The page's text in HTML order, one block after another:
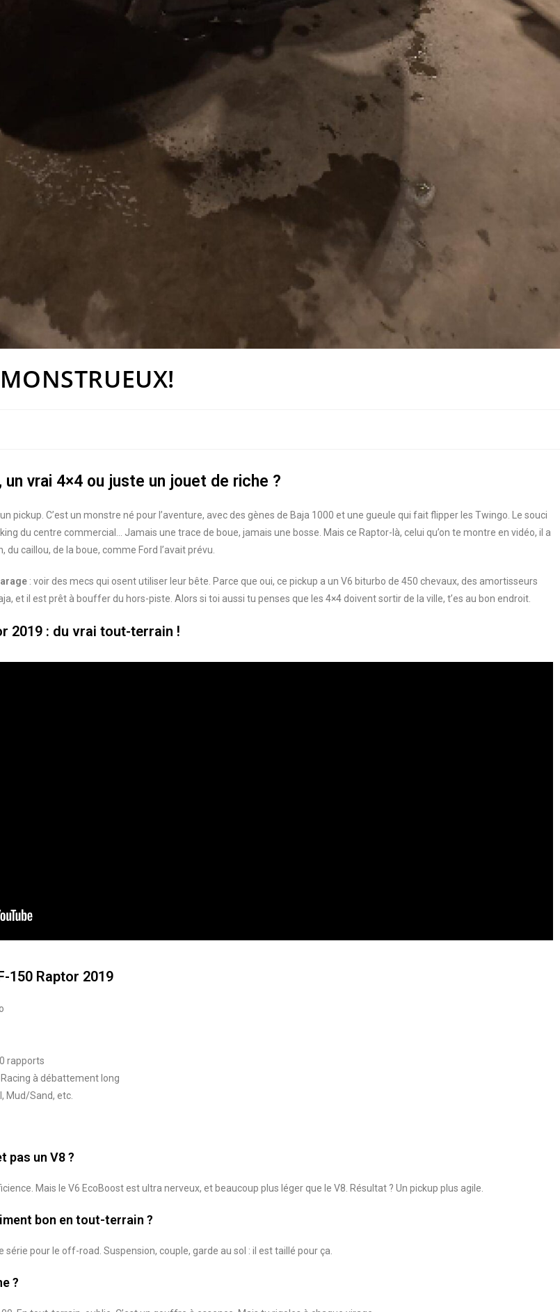
un vrai 4×4 ou juste un jouet de riche ?
un pickup. C’est un monstre né pour l’aventure, avec des gènes de Baja 1000 et une gueule qui fait flipper les Twingo. Le souci
du centre commercial… Jamais une trace de boue, jamais une bosse. Mais ce Raptor-là, celui qu’on te montre en vidéo, il a
du caillou, de la boue, comme Ford l’avait prévu.
: voir des mecs qui osent utiliser leur bête. Parce que oui, ce pickup a un V6 biturbo de 450 chevaux, des amortisseurs
et il est prêt à bouffer du hors-piste. Alors si toi aussi tu penses que les 4×4 doivent sortir de la ville, t’es au bon endroit.
2019 : du vrai tout-terrain !
150 Raptor 2019
rapports
à débattement long
Mud/Sand, etc.
pas un V8 ?
Mais le V6 EcoBoost est ultra nerveux, et beaucoup plus léger que le V8. Résultat ? Un pickup plus agile.
bon en tout-terrain ?
série pour le off-road. Suspension, couple, garde au sol : il est taillé pour ça.
?